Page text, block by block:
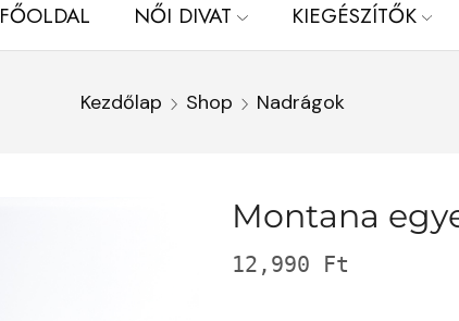
FŐOLDAL NŐI DIVAT KIEGÉSZÍTŐK
Kezdőlap Shop Nadrágok
Montana
12,990 Ft